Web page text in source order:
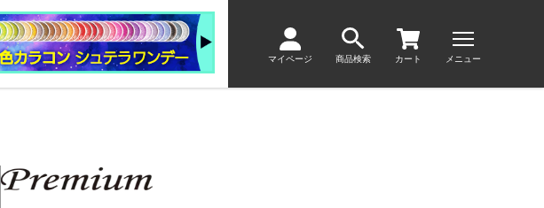
マイページ 商品検索 カート メニュー